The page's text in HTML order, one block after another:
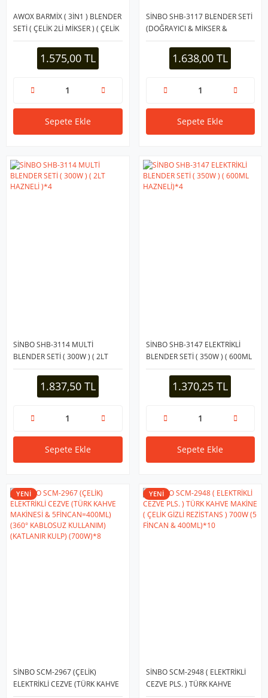
AWOX BARMİX ( 3İN1 ) BLENDER
SETİ ( ÇELİK 2Lİ MİKSER ) ( ÇELİK
RONDO BIÇAK ) ( ÇELİK 4
KANATLI BIÇAK ) ( 1000W )*4
1.575,00 TL
Sepete Ekle
SİNBO SHB-3117 BLENDER SETİ
(DOĞRAYICI & MİKSER &
BLENDER) (2 KADEME HIZ) (DC
MOTOR & 300W) (700ML HAZNE
& 800ML ÖLÇÜ KABI)*4
1.638,00 TL
Sepete Ekle
SİNBO SHB-3114 MULTİ
BLENDER SETİ ( 300W ) ( 2LT
HAZNELİ )*4
1.837,50 TL
Sepete Ekle
SİNBO SHB-3147 ELEKTRİKLİ
BLENDER SETİ ( 350W ) ( 600ML
HAZNELİ)*4
1.370,25 TL
Sepete Ekle
YENİ
SİNBO SCM-2967 (ÇELİK)
ELEKTRİKLİ CEZVE (TÜRK KAHVE
YENİ
SİNBO SCM-2948 ( ELEKTRİKLİ
CEZVE PLS. ) TÜRK KAHVE